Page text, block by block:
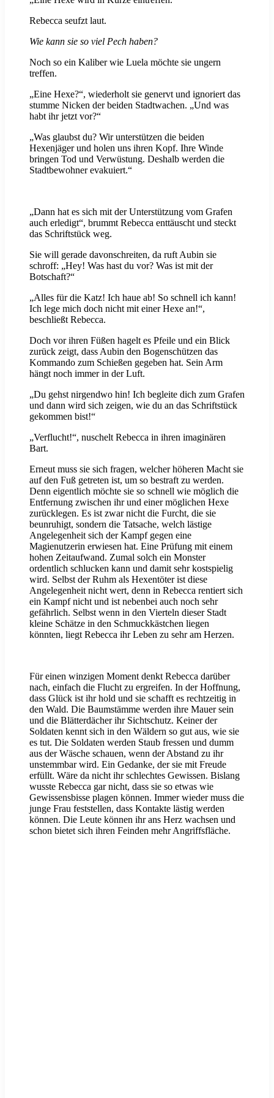
Rebecca seufzt laut.
Wie kann sie so viel Pech haben?
Noch so ein Kaliber wie Luela möchte sie ungern
treffen.
„Eine Hexe?“, wiederholt sie genervt und ignoriert das
stumme Nicken der beiden Stadtwachen. „Und was
habt ihr jetzt vor?“
„Was glaubst du? Wir unterstützen die beiden
Hexenjäger und holen uns ihren Kopf. Ihre Winde
bringen Tod und Verwüstung. Deshalb werden die
Stadtbewohner evakuiert.“
„Dann hat es sich mit der Unterstützung vom Grafen
auch erledigt“, brummt Rebecca enttäuscht und steckt
das Schriftstück weg.
Sie will gerade davonschreiten, da ruft Aubin sie
schroff: „Hey! Was hast du vor? Was ist mit der
Botschaft?“
„Alles für die Katz! Ich haue ab! So schnell ich kann!
Ich lege mich doch nicht mit einer Hexe an!“,
beschließt Rebecca.
Doch vor ihren Füßen hagelt es Pfeile und ein Blick
zurück zeigt, dass Aubin den Bogenschützen das
Kommando zum Schießen gegeben hat. Sein Arm
hängt noch immer in der Luft.
„Du gehst nirgendwo hin! Ich begleite dich zum Grafen
und dann wird sich zeigen, wie du an das Schriftstück
gekommen bist!“
„Verflucht!“, nuschelt Rebecca in ihren imaginären
Bart.
Erneut muss sie sich fragen, welcher höheren Macht sie
auf den Fuß getreten ist, um so bestraft zu werden.
Denn eigentlich möchte sie so schnell wie möglich die
Entfernung zwischen ihr und einer möglichen Hexe
zurücklegen. Es ist zwar nicht die Furcht, die sie
beunruhigt, sondern die Tatsache, welch lästige
Angelegenheit sich der Kampf gegen eine
Magienutzerin erwiesen hat. Eine Prüfung mit einem
hohen Zeitaufwand. Zumal solch ein Monster
ordentlich schlucken kann und damit sehr kostspielig
wird. Selbst der Ruhm als Hexentöter ist diese
Angelegenheit nicht wert, denn in Rebecca rentiert sich
ein Kampf nicht und ist nebenbei auch noch sehr
gefährlich. Selbst wenn in den Vierteln dieser Stadt
kleine Schätze in den Schmuckkästchen liegen
könnten, liegt Rebecca ihr Leben zu sehr am Herzen.
Für einen winzigen Moment denkt Rebecca darüber
nach, einfach die Flucht zu ergreifen. In der Hoffnung,
dass Glück ist ihr hold und sie schafft es rechtzeitig in
den Wald. Die Baumstämme werden ihre Mauer sein
und die Blätterdächer ihr Sichtschutz. Keiner der
Soldaten kennt sich in den Wäldern so gut aus, wie sie
es tut. Die Soldaten werden Staub fressen und dumm
aus der Wäsche schauen, wenn der Abstand zu ihr
unstemmbar wird. Ein Gedanke, der sie mit Freude
erfüllt. Wäre da nicht ihr schlechtes Gewissen. Bislang
wusste Rebecca gar nicht, dass sie so etwas wie
Gewissensbisse plagen können. Immer wieder muss die
junge Frau feststellen, dass Kontakte lästig werden
können. Die Leute können ihr ans Herz wachsen und
schon bietet sich ihren Feinden mehr Angriffsfläche.